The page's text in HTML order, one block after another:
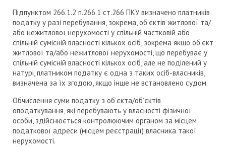
Підпунктом 266.1.2 п.266.1 ст.266 ПКУ визначено платників
податку у разі перебування, зокрема, об’єктів житлової та/
або нежитлової нерухомості у спільній частковій або
спільній сумісній власності кількох осіб, зокрема якщо об’єкт
житлової та/або нежитлової нерухомості, що перебуває у
спільній сумісній власності кількох осіб, але не поділений у
натурі, платником податку є одна з таких осіб-власників,
визначена за їх згодою, якщо інше не встановлено судом.
Обчислення суми податку з об’єкта/об’єктів
оподаткування, які перебувають у власності фізичної
особи, здійснюється контролюючим органом за місцем
податкової адреси (місцем реєстрації) власника такої
нерухомості.